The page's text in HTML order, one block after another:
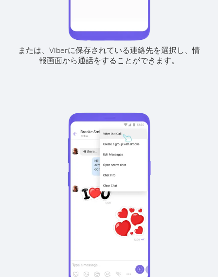
または、Viberに保存されている連絡先を選択し、情
報画面から通話をすることができます。